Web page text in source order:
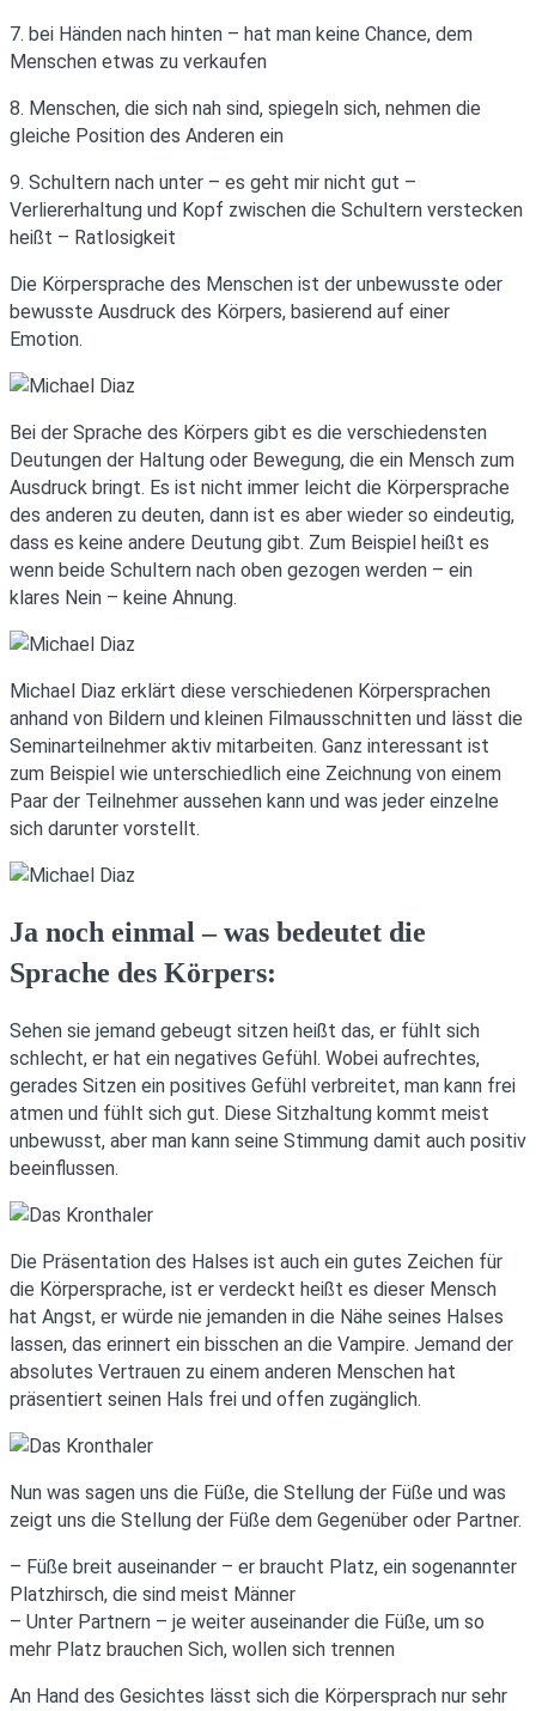
7. bei Händen nach hinten – hat man keine Chance, dem
Menschen etwas zu verkaufen
8. Menschen, die sich nah sind, spiegeln sich, nehmen die
gleiche Position des Anderen ein
9. Schultern nach unter – es geht mir nicht gut –
Verliererhaltung und Kopf zwischen die Schultern verstecken
heißt – Ratlosigkeit
Die Körpersprache des Menschen ist der unbewusste oder
bewusste Ausdruck des Körpers, basierend auf einer
Emotion.
Bei der Sprache des Körpers gibt es die verschiedensten
Deutungen der Haltung oder Bewegung, die ein Mensch zum
Ausdruck bringt. Es ist nicht immer leicht die Körpersprache
des anderen zu deuten, dann ist es aber wieder so eindeutig,
dass es keine andere Deutung gibt. Zum Beispiel heißt es
wenn beide Schultern nach oben gezogen werden – ein
klares Nein – keine Ahnung.
Michael Diaz erklärt diese verschiedenen Körpersprachen
anhand von Bildern und kleinen Filmausschnitten und lässt die
Seminarteilnehmer aktiv mitarbeiten. Ganz interessant ist
zum Beispiel wie unterschiedlich eine Zeichnung von einem
Paar der Teilnehmer aussehen kann und was jeder einzelne
sich darunter vorstellt.
Ja noch einmal – was bedeutet die
Sprache des Körpers:
Sehen sie jemand gebeugt sitzen heißt das, er fühlt sich
schlecht, er hat ein negatives Gefühl. Wobei aufrechtes,
gerades Sitzen ein positives Gefühl verbreitet, man kann frei
atmen und fühlt sich gut. Diese Sitzhaltung kommt meist
unbewusst, aber man kann seine Stimmung damit auch positiv
beeinflussen.
Die Präsentation des Halses ist auch ein gutes Zeichen für
die Körpersprache, ist er verdeckt heißt es dieser Mensch
hat Angst, er würde nie jemanden in die Nähe seines Halses
lassen, das erinnert ein bisschen an die Vampire. Jemand der
absolutes Vertrauen zu einem anderen Menschen hat
präsentiert seinen Hals frei und offen zugänglich.
Nun was sagen uns die Füße, die Stellung der Füße und was
zeigt uns die Stellung der Füße dem Gegenüber oder Partner.
– Füße breit auseinander – er braucht Platz, ein sogenannter
Platzhirsch, die sind meist Männer
– Unter Partnern – je weiter auseinander die Füße, um so
mehr Platz brauchen Sich, wollen sich trennen
An Hand des Gesichtes lässt sich die Körpersprach nur sehr